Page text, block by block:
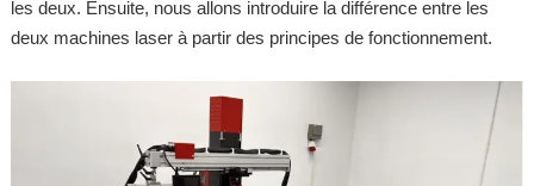
les deux. Ensuite, nous allons introduire la différence entre les
deux machines laser à partir des principes de fonctionnement.